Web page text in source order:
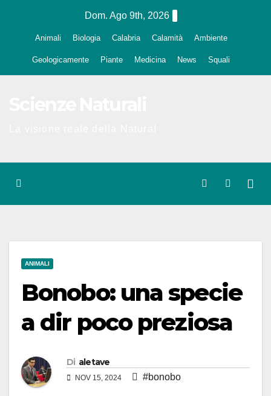
Dom. Ago 9th, 2026
Animali Biologia Calabria Calamità Ambiente
Geologicamente Piante Medicina News Squali
ANIMALI
Bonobo: una specie
a dir poco preziosa
Di aletave
NOV 15, 2024 #bonobo